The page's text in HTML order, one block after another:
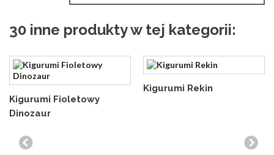
30 inne produkty w tej kategorii:
Kigurumi Fioletowy
Dinozaur
Kigurumi Rekin